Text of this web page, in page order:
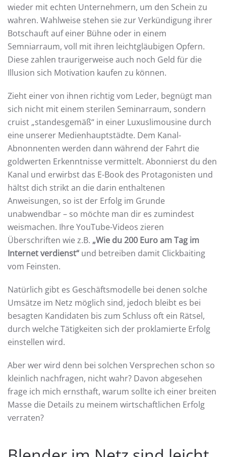
wieder mit echten Unternehmern, um den Schein zu
wahren. Wahlweise stehen sie zur Verkündigung ihrer
Botschauft auf einer Bühne oder in einem
Semniarraum, voll mit ihren leichtgläubigen Opfern.
Diese zahlen traurigerweise auch noch Geld für die
Illusion sich Motivation kaufen zu können.
Zieht einer von ihnen richtig vom Leder, begnügt man
sich nicht mit einem sterilen Seminarraum, sondern
cruist „standesgemäß“ in einer Luxuslimousine durch
eine unserer Medienhauptstädte. Dem Kanal-
Abnonnenten werden dann während der Fahrt die
goldwerten Erkenntnisse vermittelt. Abonnierst du den
Kanal und erwirbst das E-Book des Protagonisten und
hältst dich strikt an die darin enthaltenen
Anweisungen, so ist der Erfolg im Grunde
unabwendbar – so möchte man dir es zumindest
weismachen. Ihre YouTube-Videos zieren
Überschriften wie z.B. „Wie du 200 Euro am Tag im
Internet verdienst“ und betreiben damit Clickbaiting
vom Feinsten.
Natürlich gibt es Geschäftsmodelle bei denen solche
Umsätze im Netz möglich sind, jedoch bleibt es bei
besagten Kandidaten bis zum Schluss oft ein Rätsel,
durch welche Tätigkeiten sich der proklamierte Erfolg
einstellen wird.
Aber wer wird denn bei solchen Versprechen schon so
kleinlich nachfragen, nicht wahr? Davon abgesehen
frage ich mich ernsthaft, warum sollte ich einer breiten
Masse die Details zu meinem wirtschaftlichen Erfolg
verraten?